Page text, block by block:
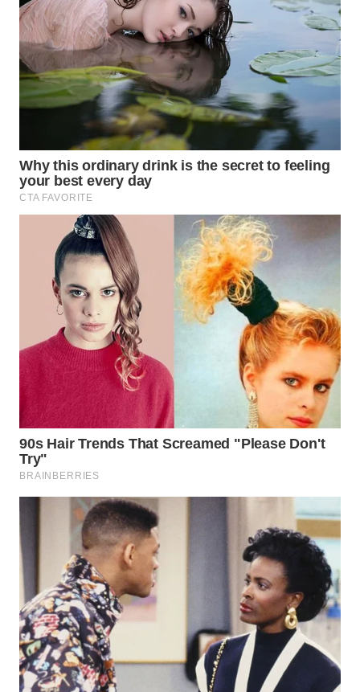
WN
NATUNA
WN
BINTAN
MANDALIKA
WN
LIKUPANG
WN
LABUANBAJO
WN
BORNEO
Wahana
Media
Group
WAHANA
NEWS
WAHANA
WAHANA
ADVOKAT
WAHANA
INFRASTRUKTUR
WAHANA